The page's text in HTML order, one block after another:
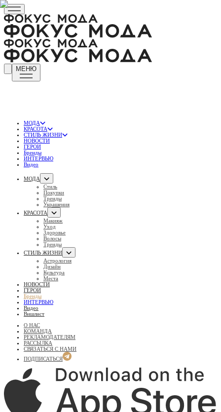
МЕНЮ
МОДА
КРАСОТА
СТИЛЬ ЖИЗНИ
НОВОСТИ
ГЕРОИ
Бренды
ИНТЕРВЬЮ
Видео
МОДА
Стиль
Покупки
Тренды
Украшения
КРАСОТА
Макияж
Уход
Здоровье
Волосы
Тренды
СТИЛЬ ЖИЗНИ
Астрология
Дизайн
Культура
Места
НОВОСТИ
ГЕРОИ
Бренды
ИНТЕРВЬЮ
Видео
Вишлист
О НАС
КОМАНДА
РЕКЛАМОДАТЕЛЯМ
РАССЫЛКА
СВЯЗАТЬСЯ С НАМИ
ПОДПИСАТЬСЯ